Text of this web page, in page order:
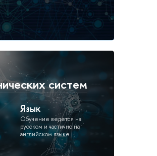
систем
Язык
Обучение ведется на
русском и частично на
английском языке